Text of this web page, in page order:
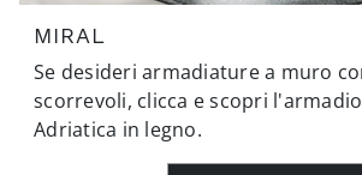
MIRAL
Se desideri armadiature a muro
scorrevoli, clicca e scopri
Adriatica in legno.